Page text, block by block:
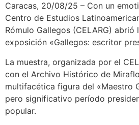
Caracas, 20/08/25 – Con un
Centro de Estudios
Rómulo Gallegos (CELARG) abrió
exposición «Gallegos: escritor
La muestra, organizada por el
con el Archivo Histórico de
multifacética figura del «Maestro
pero significativo período
popular.